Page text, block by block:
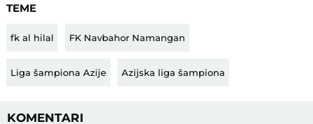
TEME
fk al hilal FK Navbahor Namangan
Liga šampiona Azije Azijska liga šampiona
KOMENTARI